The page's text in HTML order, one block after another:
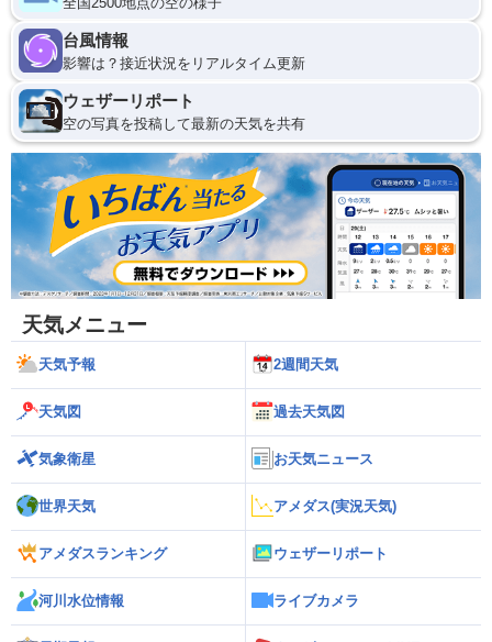
台風情報
影響は？接近状況をリアルタイム更新
ウェザーリポート
空の写真を投稿して最新の天気を共有
天気メニュー
天気予報 2週間天気
天気図 過去天気図
気象衛星 お天気ニュース
世界天気 アメダス(実況天気)
アメダスランキング ウェザーリポート
河川水位情報 ライブカメラ